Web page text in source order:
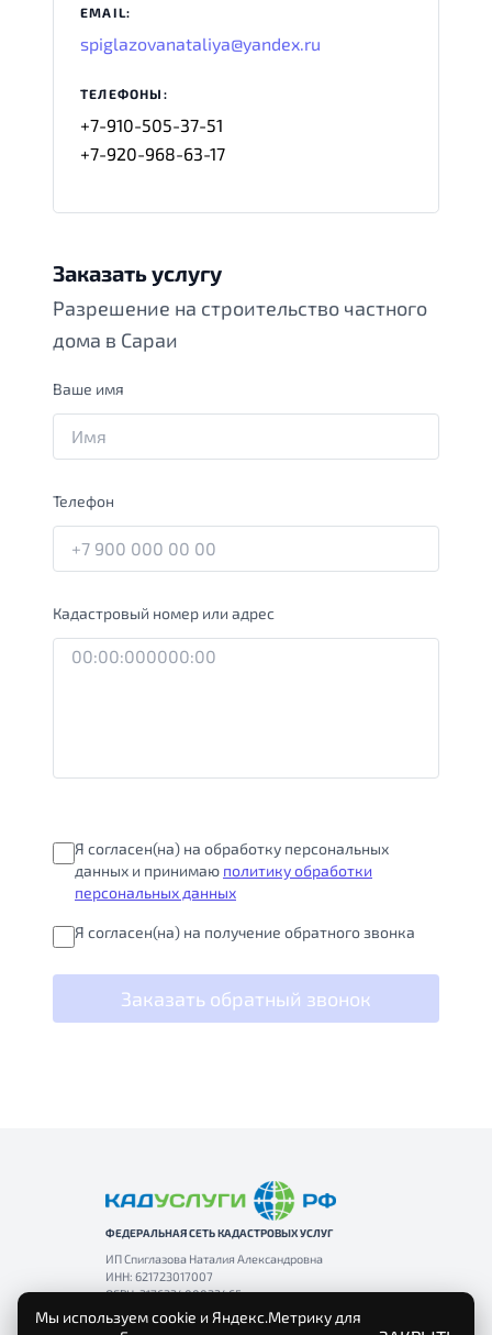
EMAIL:
spiglazovanataliya@yandex.ru
ТЕЛЕФОНЫ:
+7-910-505-37-51
+7-920-968-63-17
Заказать услугу
Разрешение на строительство частного
дома в Сараи
Ваше имя
Телефон
Кадастровый номер или адрес
Я согласен(на) на обработку персональных
данных и принимаю политику обработки
персональных данных
Я согласен(на) на получение обратного звонка
Заказать обратный звонок
ФЕДЕРАЛЬНАЯ СЕТЬ КАДАСТРОВЫХ УСЛУГ
ИП Спиглазова Наталия Александровна
ИНН: 621723017007
ОГРН: 317623400023465
Мы используем cookie и Яндекс.Метрику для